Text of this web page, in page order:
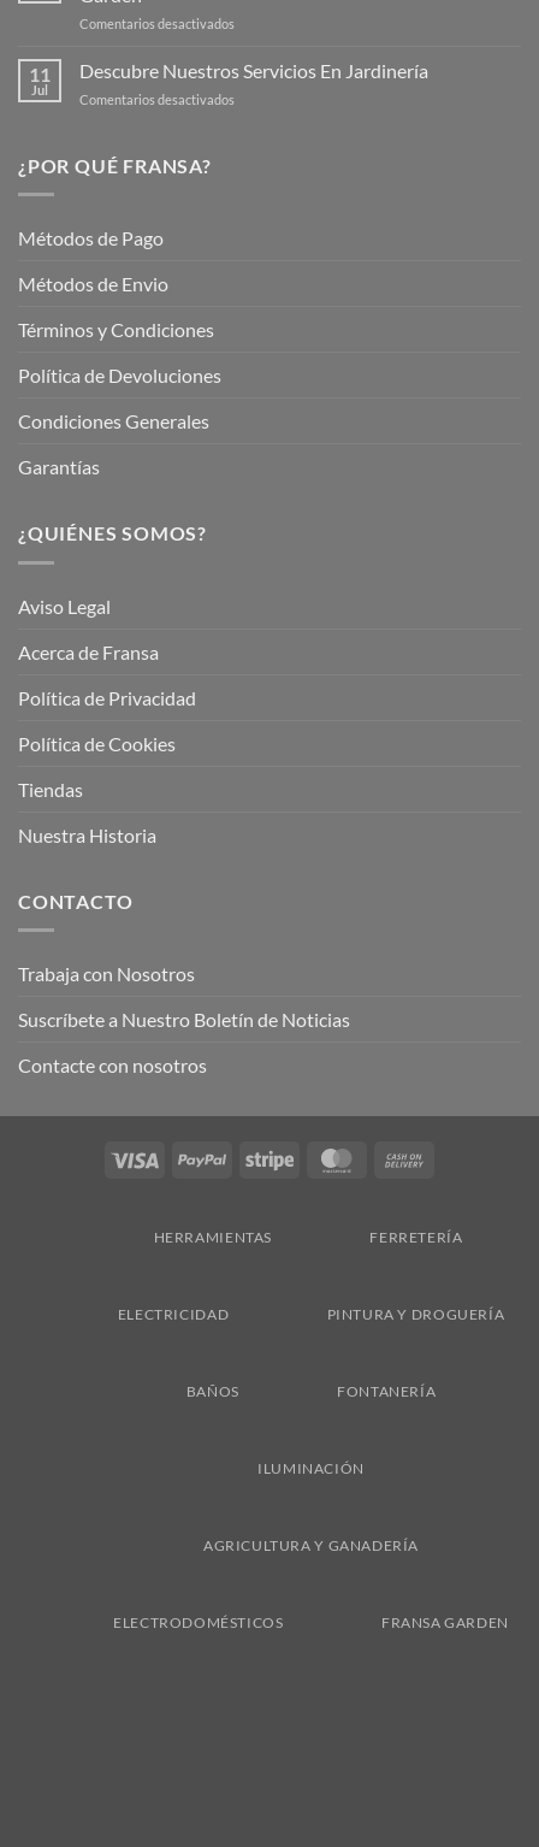
Plantas
Comentarios desactivados
tu
Jardín
11
Jul
Descubre Nuestros Servicios En Jardinería
Comentarios desactivados
¿POR QUÉ FRANSA?
Métodos de Pago
Métodos de Envio
Términos y Condiciones
Política de Devoluciones
Condiciones Generales
Garantías
¿QUIÉNES SOMOS?
Aviso Legal
Acerca de Fransa
Política de Privacidad
Política de Cookies
Tiendas
Nuestra Historia
CONTACTO
Trabaja con Nosotros
Suscríbete a Nuestro Boletín de Noticias
Contacte con nosotros
Visa PayPal Stripe MasterCard
HERRAMIENTAS FERRETERÍA
ELECTRICIDAD PINTURA Y DROGUERÍA
BAÑOS FONTANERÍA
ILUMINACIÓN
AGRICULTURA Y GANADERÍA
ELECTRODOMÉSTICOS FRANSA GARDEN